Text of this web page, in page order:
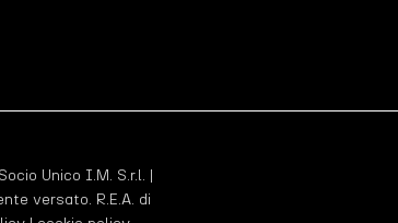
Unico I.M. S.r.l. |
versato. R.E.A. di